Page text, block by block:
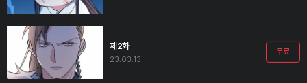
제2화
23.03.13
무료